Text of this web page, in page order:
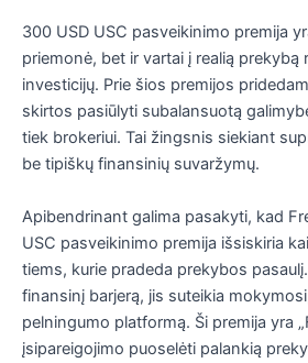
300 USD USC pasveikinimo premija
priemonė, bet ir vartai į realią prekybą
investicijų. Prie šios premijos
skirtos pasiūlyti subalansuotą
tiek brokeriui. Tai žingsnis siekiant
be tipiškų finansinių suvaržymų.
Apibendrinant galima pasakyti, kad
USC pasveikinimo premija išsiskiria
tiems, kurie pradeda prekybos
finansinį barjerą, jis suteikia
pelningumo platformą. Ši premija yra
įsipareigojimo puoselėti palankią